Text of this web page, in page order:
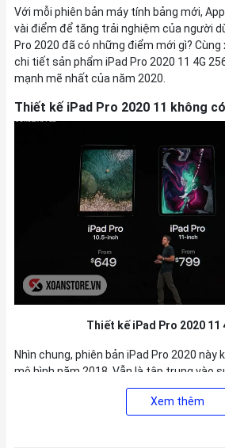
Với mỗi phiên bản máy tính bảng mới,
vài điểm để tăng trải nghiệm của người
Pro 2020 đã có những điểm mới gì?
chi tiết sản phẩm iPad Pro 2020 11 4G
mạnh mẽ nhất của năm 2020.
Thiết kế iPad Pro 2020 11 không
Thiết kế iPad Pro 2020 11
Nhìn chung, phiên bản iPad Pro 2020 này
mô hình năm 2018. Vẫn là tập trung vào
Sản phẩm có hai kích thước là 11 inch và
Xem thêm